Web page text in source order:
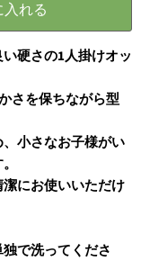
れる
硬さの1人掛けオッ
さを保ちながら型
小さなお子様がい
にお使いいただけ
で洗ってくださ